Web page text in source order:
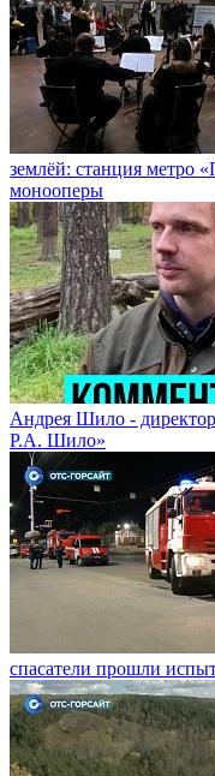
землёй: станция метро
монооперы
Андрея Шило -
Р.А. Шило»
спасатели прошли